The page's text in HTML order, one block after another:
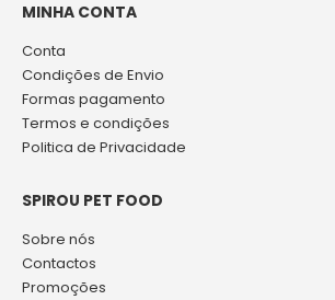
MINHA CONTA
Conta
Condições de Envio
Formas pagamento
Termos e condições
Politica de Privacidade
SPIROU PET FOOD
Sobre nós
Contactos
Promoções